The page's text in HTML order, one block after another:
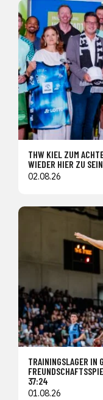
THW KIEL ZUM
WIEDER HIER ZU
02.08.26
TRAININGSLAGER IN
37:24
01.08.26